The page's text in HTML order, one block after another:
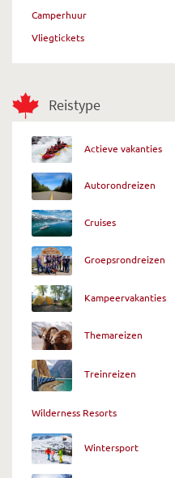
Camperhuur
Vliegtickets
Reistype
Actieve vakanties
Autorondreizen
Cruises
Groepsrondreizen
Kampeervakanties
Themareizen
Treinreizen
Wilderness Resorts
Wintersport